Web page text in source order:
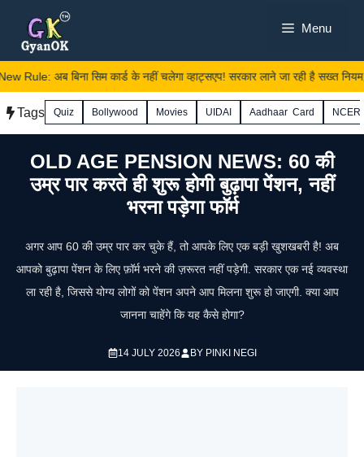
content
Menu
Rule: अब बिना सिम कार्ड के नहीं चलेगा व्हाट्सएप! सरकार लाने जा रही है सख्त
Tags Quiz Bollywood Movies UIDAI Aadhaar Card
OLD AGE PENSION NEWS: 60 की
उम्र पार करते ही शुरू होगी बुढ़ापा पेंशन, नहीं
भरना पड़ेगा फॉर्म
अगर आप 60 की उम्र पार कर चुके हैं, तो आपके लिए एक बड़ी खुशखबरी है! अब
आपको बुढ़ापा पेंशन के लिए फ़ॉर्म भरने की ज़रूरत नहीं पड़ेगी. सरकार एक नई व्यवस्था
ला रही है, जिससे योग्य लोगों को पेंशन अपने आप मिलना शुरू हो जाएगी. क्या आप
जानना चाहेंगे कि यह कैसे होगा?
14 JULY 2026 BY PINKI NEGI